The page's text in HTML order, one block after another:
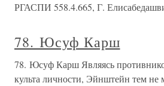
РГАСПИ 558.4.665, Г.
78. Юсуф Карш
78. Юсуф Карш Являясь
культа личности, Эйнштейн тем не